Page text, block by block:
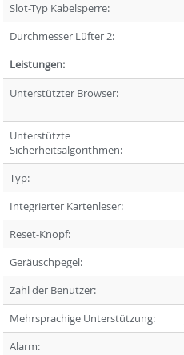
Slot-Typ Kabelsperre:
Durchmesser Lüfter 2:
Leistungen:
Unterstützter Browser:
Unterstützte
Sicherheitsalgorithmen:
Typ:
Integrierter Kartenleser:
Reset-Knopf:
Geräuschpegel:
Zahl der Benutzer:
Mehrsprachige Unterstützung:
Alarm: